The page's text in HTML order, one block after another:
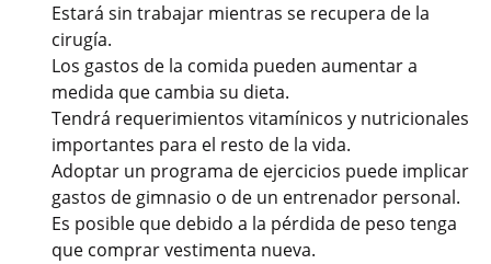
Estará sin trabajar mientras se recupera de la
cirugía.
Los gastos de la comida pueden aumentar a
medida que cambia su dieta.
Tendrá requerimientos vitamínicos y nutricionales
importantes para el resto de la vida.
Adoptar un programa de ejercicios puede implicar
gastos de gimnasio o de un entrenador personal.
Es posible que debido a la pérdida de peso tenga
que comprar vestimenta nueva.